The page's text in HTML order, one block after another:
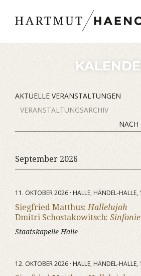
AKTUELLE VERANSTALTUNGEN
VERANSTALTUNGSARCHIV
September 2026
11. OKTOBER 2026 · HALLE, HÄNDEL-
Siegfried Matthus:Hallelujah
Dmitri Schostakowitsch:
Staatskapelle Halle
12. OKTOBER 2026 · HALLE, HÄNDEL-